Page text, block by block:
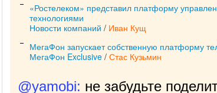
«Ростелеком» представил платформу
технологиями
Новости компаний / Иван Кущ
МегаФон запускает собственную платформу
МегаФон Exclusive / Стас Кузьмин
@yamobi: не забудьте